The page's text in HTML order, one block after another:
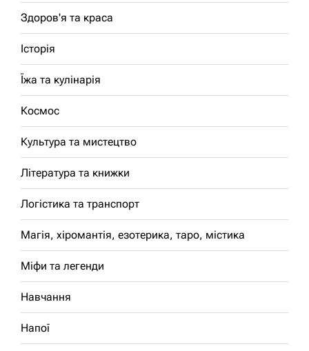
Здоров'я та краса
Історія
Їжа та кулінарія
Космос
Культура та мистецтво
Література та книжки
Логістика та транспорт
Магія, хіромантія, езотерика, таро, містика
Міфи та легенди
Навчання
Напої